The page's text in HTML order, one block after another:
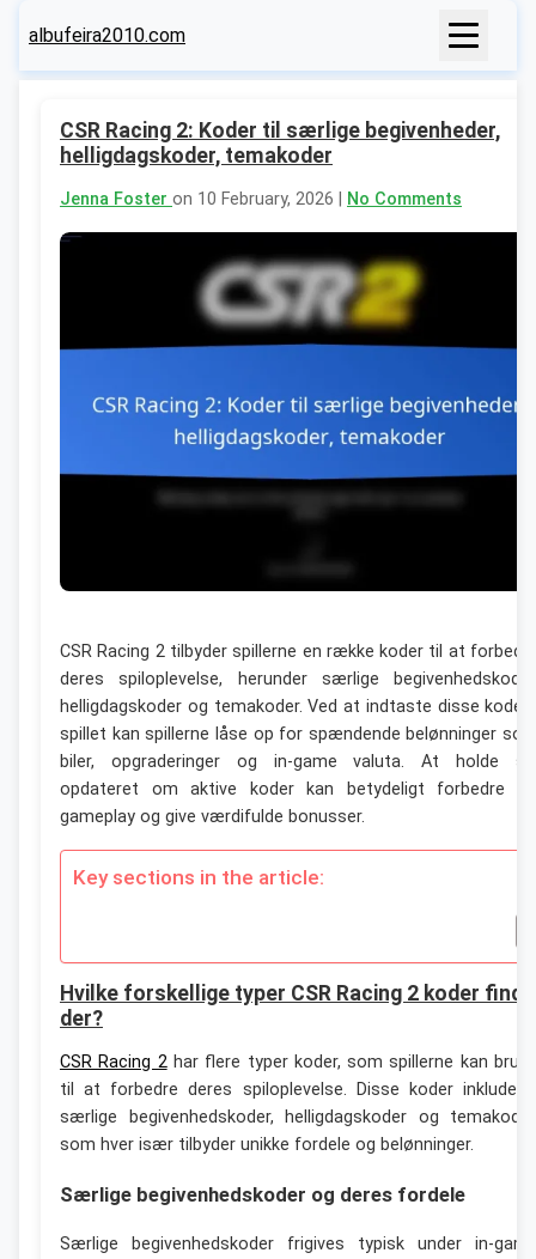
albufeira2010.com
CSR Racing 2: Koder til særlige begivenheder,
helligdagskoder, temakoder
Jenna Foster on 10 February, 2026 | No Comments
CSR Racing 2 tilbyder spillerne en række koder til at
deres spiloplevelse, herunder særlige
helligdagskoder og temakoder. Ved at indtaste disse koder
spillet kan spillerne låse op for spændende belønninger
biler, opgraderinger og in-game valuta. At holde
opdateret om aktive koder kan betydeligt forbedre
gameplay og give værdifulde bonusser.
Key sections in the article:
Hvilke forskellige typer CSR Racing 2 koder
der?
CSR Racing 2har flere typer koder, som spillerne kan
til at forbedre deres spiloplevelse. Disse koder
særlige begivenhedskoder, helligdagskoder og
som hver især tilbyder unikke fordele og belønninger.
Særlige begivenhedskoder og deres fordele
Særlige begivenhedskoder frigives typisk under in-